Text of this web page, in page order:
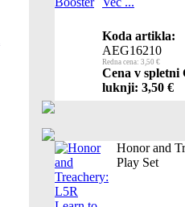
Koda artikla:
AEG16210
Redna cena: 3,50 €
Cena v spletni
luknji: 3,50 €
Honor and
Play Set